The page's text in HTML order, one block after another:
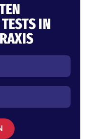
IN